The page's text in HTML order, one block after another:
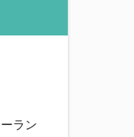
ラン